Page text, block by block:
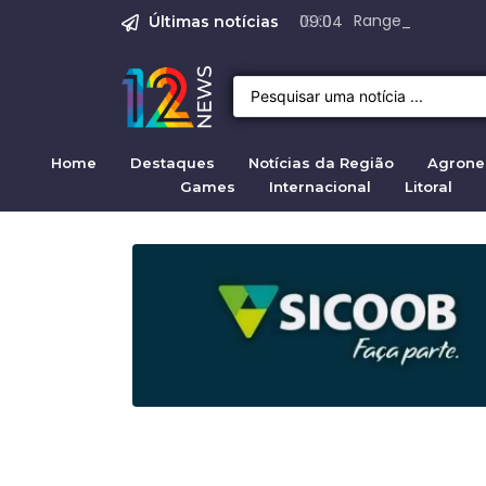
Últimas notícias 09:04 Range Rover
Justiça pela
Justiça para
Justiça pela
Quirno destaca
Home Destaques Notícias da Região
Games
Internacional Litoral